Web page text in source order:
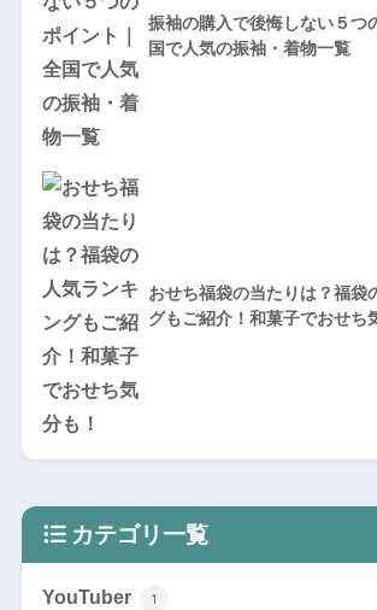
振袖の購入で後悔しない５つ
国で人気の振袖・着物一覧
おせち福袋の当たりは？福袋
グもご紹介！和菓子でおせち
カテゴリ一覧
YouTuber 1